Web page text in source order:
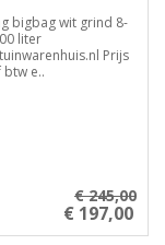
bigbag wit grind 8-
liter
Prijs
btw e..
€ 245,00
€ 197,00